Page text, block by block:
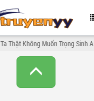
Ta Thật Không Muốn Trọng Sinh A